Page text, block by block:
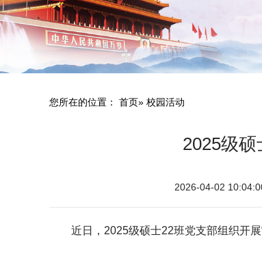
您所在的位置： 首页» 校园活动
2025级
2026-04-02
近日，2025级硕士22班党支部组织开